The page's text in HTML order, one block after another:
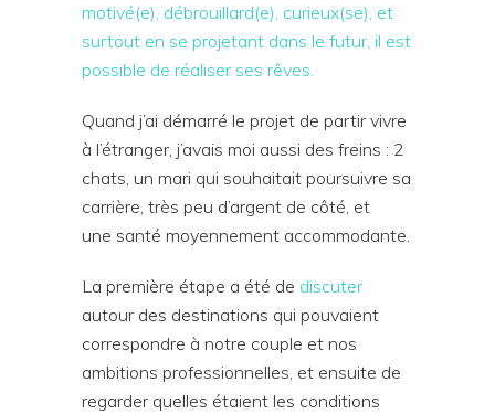
motivé(e), débrouillard(e), curieux(se), et
surtout en se projetant dans le futur, il est
possible de réaliser ses rêves.
Quand j’ai démarré le projet de partir vivre
à l’étranger, j’avais moi aussi des freins : 2
chats, un mari qui souhaitait poursuivre sa
carrière, très peu d’argent de côté, et
une santé moyennement accommodante.
La première étape a été de discuter
autour des destinations qui pouvaient
correspondre à notre couple et nos
ambitions professionnelles, et ensuite de
regarder quelles étaient les conditions